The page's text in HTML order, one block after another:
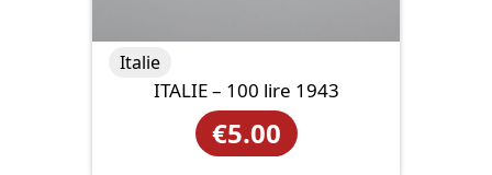
ITALIE – 100 lire 1943
€5.00
Italie